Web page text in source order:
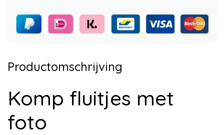
Productomschrijving
Komp fluitjes met
foto